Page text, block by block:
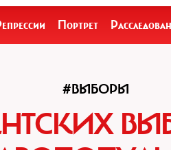
Портрет
#ВЫБОРЫ